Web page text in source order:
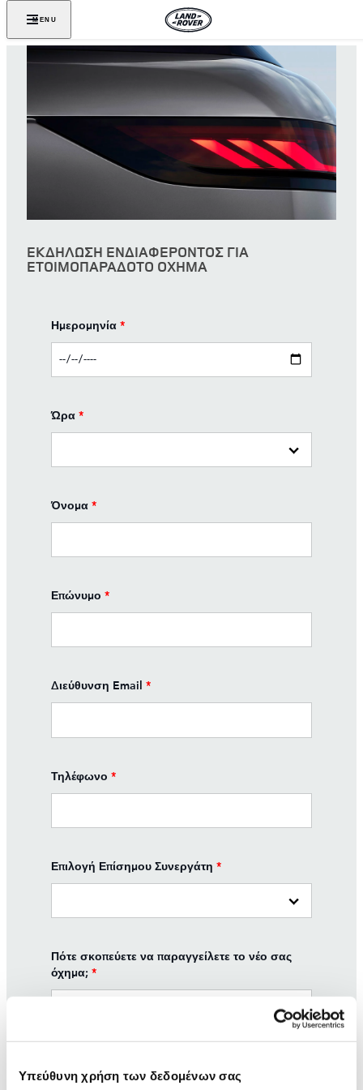
Υπεύθυνη χρήση των δεδομένων σας
MENU
ΕΚΔΗΛΩΣΗ ΕΝΔΙΑΦΕΡΟΝΤΟΣ ΓΙΑ
ΕΤΟΙΜΟΠΑΡΑΔΟΤΟ ΟΧΗΜΑ
Ημερομηνία *
Ώρα *
Όνομα *
Επώνυμο *
Διεύθυνση Email *
Τηλέφωνο *
Επιλογή Επίσημου Συνεργάτη *
Πότε σκοπεύετε να παραγγείλετε το νέο σας
όχημα; *